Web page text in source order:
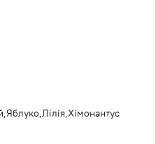
Яблуко Лілія Хімонантус